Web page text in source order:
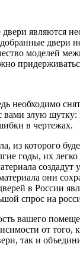
являются
двери
моделей
необходимо
вами злую
в чертежах.
из которого
годы, их
они
в России
спрос на
вашего
от
так и